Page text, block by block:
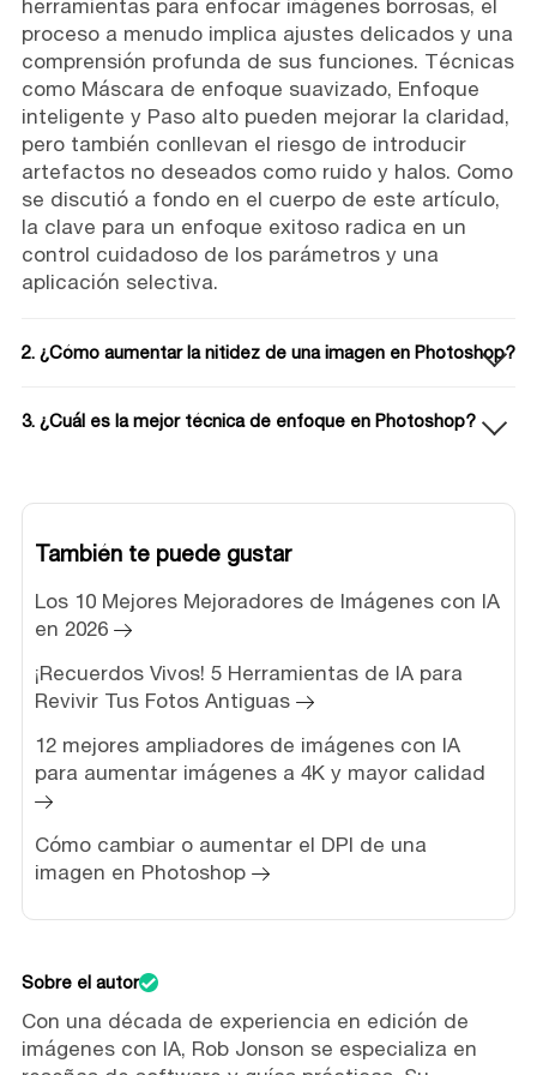
herramientas para enfocar imágenes borrosas, el
proceso a menudo implica ajustes delicados y una
comprensión profunda de sus funciones. Técnicas
como Máscara de enfoque suavizado, Enfoque
inteligente y Paso alto pueden mejorar la claridad,
pero también conllevan el riesgo de introducir
artefactos no deseados como ruido y halos. Como
se discutió a fondo en el cuerpo de este artículo,
la clave para un enfoque exitoso radica en un
control cuidadoso de los parámetros y una
aplicación selectiva.
2. ¿Cómo aumentar la nitidez de una imagen en Photoshop?
3. ¿Cuál es la mejor técnica de enfoque en Photoshop?
También te puede gustar
Los 10 Mejores Mejoradores de Imágenes con IA
en 2026
¡Recuerdos Vivos! 5 Herramientas de IA para
Revivir Tus Fotos Antiguas
12 mejores ampliadores de imágenes con IA
para aumentar imágenes a 4K y mayor calidad
Cómo cambiar o aumentar el DPI de una
imagen en Photoshop
Sobre el autor
Con una década de experiencia en edición de
imágenes con IA, Rob Jonson se especializa en